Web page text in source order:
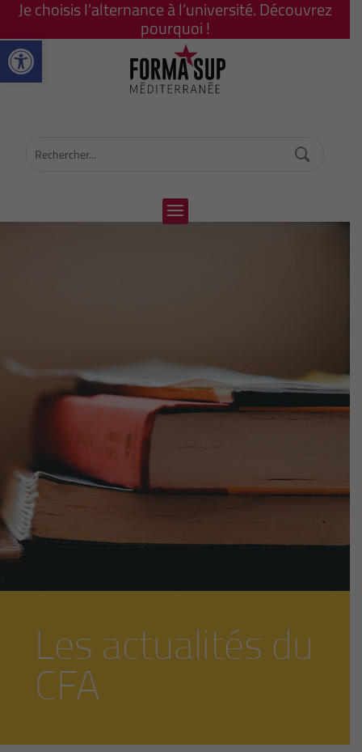
Ouvrir la barre d’outils
Je choisis l’alternance à l’université. Découvrez
pourquoi !
Les actualités du
CFA